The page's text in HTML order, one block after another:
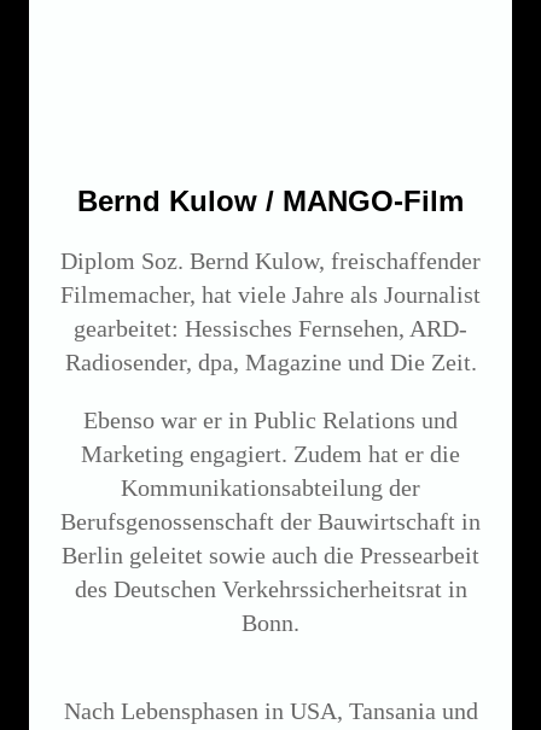
Bernd Kulow / MANGO-Film
Diplom Soz. Bernd Kulow, freischaffender
Filmemacher, hat viele Jahre als Journalist
gearbeitet: Hessisches Fernsehen, ARD-
Radiosender, dpa, Magazine und Die Zeit.
Ebenso war er in Public Relations und
Marketing engagiert. Zudem hat er die
Kommunikationsabteilung der
Berufsgenossenschaft der Bauwirtschaft in
Berlin geleitet sowie auch die Pressearbeit
des Deutschen Verkehrssicherheitsrat in
Bonn.
Nach Lebensphasen in USA, Tansania und